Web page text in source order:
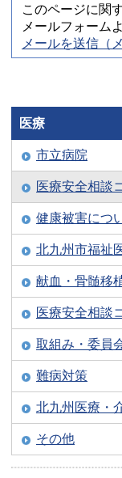
このページに関
メールフォーム
メールを送信（
医療
市立病院
医療安全相談
健康被害につ
北九州市福祉
献血・骨髄移
医療安全相談
取組み・委員
難病対策
北九州医療・
その他